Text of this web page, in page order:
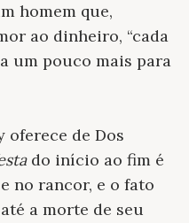
homem que,
ao dinheiro, “cada
um pouco mais para
oferece de Dos
do início ao fim é
no rancor, e o fato
a morte de seu